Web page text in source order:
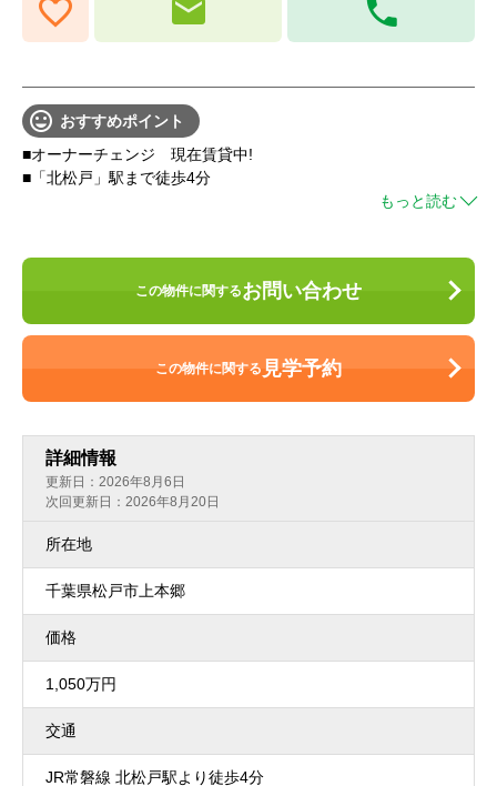
おすすめポイント
■オーナーチェンジ 現在賃貸中!
■「北松戸」駅まで徒歩4分
もっと読む
この物件に関するお問い合わせ
この物件に関する見学予約
詳細情報
更新日 ：2026年8月6日
次回更新日：2026年8月20日
所在地
千葉県松戸市上本郷
価格
1,050万円
交通
JR常磐線 北松戸駅より徒歩4分